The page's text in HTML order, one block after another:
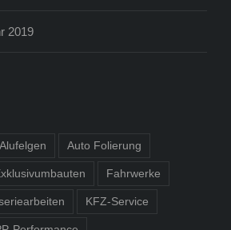
2019
Alufelgen Auto Folierung
Fahrwerke
KFZ-Service